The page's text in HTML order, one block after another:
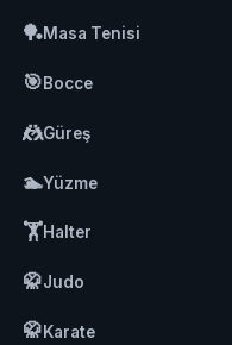
🏓Masa Tenisi
🎯Bocce
🤼Güreş
🏊Yüzme
🏋️Halter
🥋Judo
🥋Karate